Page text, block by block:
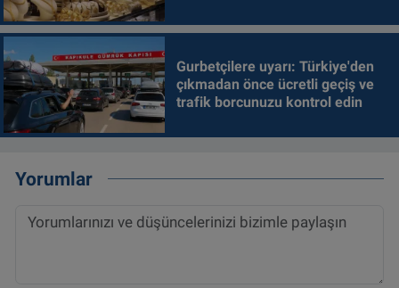
Gurbetçilere uyarı: Türkiye'den
çıkmadan önce ücretli geçiş ve
trafik borcunuzu kontrol edin
Yorumlar